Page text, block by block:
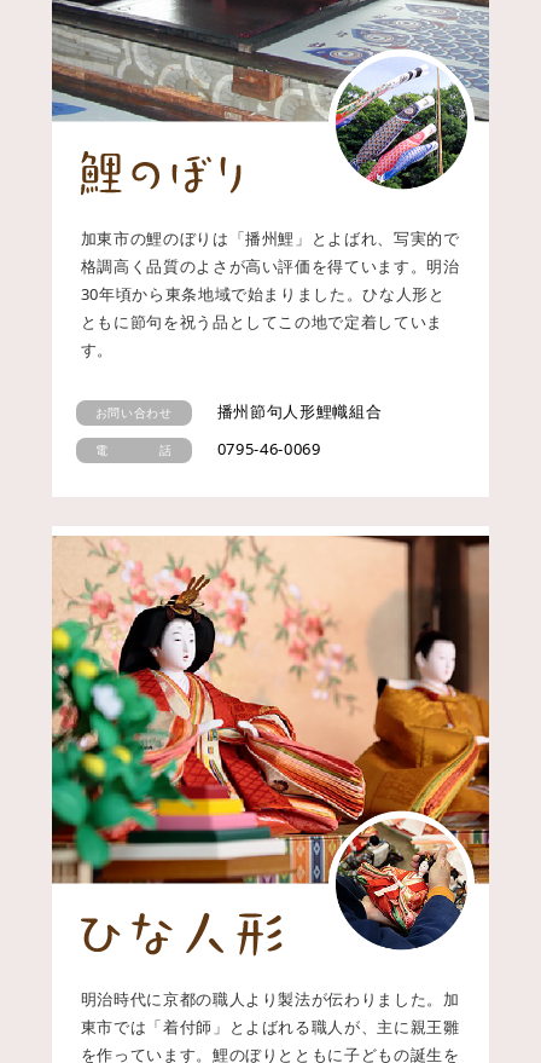
加東市の鯉のぼりは「播州鯉」とよばれ、写実的で
格調高く品質のよさが高い評価を得ています。明治
30年頃から東条地域で始まりました。ひな人形と
ともに節句を祝う品としてこの地で定着していま
す。
お問い合わせ 播州節句人形鯉幟組合
電 話 0795-46-0069
明治時代に京都の職人より製法が伝わりました。加
東市では「着付師」とよばれる職人が、主に親王雛
を作っています。鯉のぼりとともに子どもの誕生を